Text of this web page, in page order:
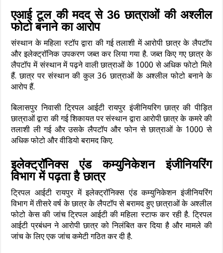
एआई टूल की मदद से 36 छात्राओं की अश्लील
फोटो बनाने का आरोप
संस्थान के महिला स्टॉप द्वारा की गई तलाशी में आरोपी छात्र के लैपटॉप
और इलेक्ट्रॉनिक उपकरण जब्त कर लिया गया है. जब्त किए गए छात्र के
लैपटॉप में संस्थान में पढ़ने वाली छात्राओं के 1000 से अधिक फोटो मिले
हैं. छात्र पर संस्थान की कुल 36 छात्राओं के अश्लील फोटो बनाने के
आरोप हैं.
बिलासपुर निवासी ट्रिपल आईटी रायपुर इंजीनियरिग छात्र की पीड़ित
छात्राओं द्वारा की गई शिकायत पर संस्थान द्वारा आरोपी छात्र के कमरे की
तलाशी ली गई और उसके लैपटॉप और फोन से छात्राओं के 1000 से
अधिक फोटो और वीडियो बरामद किए.
इलेक्ट्रॉनिक्स एंड कम्युनिकेशन इंजीनियरिंग
विभाग में पढ़ता है छात्र
ट्रिपल आईटी रायपुर में इलेक्ट्रॉनिक्स एंड कम्युनिकेशन इंजीनियरिंग
विभाग में तीसरे वर्ष के छात्र के लैपटॉप से बरामद हुए छात्राओं के अश्लील
फोटो केस की जांच ट्रिपल आईटी की महिला स्टाफ कर रही है. ट्रिपल
आईटी प्रबंधन ने आरोपी छात्र को निलंबित कर दिया है और मामले की
जांच के लिए एक जांच कमेटी गठित कर दी है.